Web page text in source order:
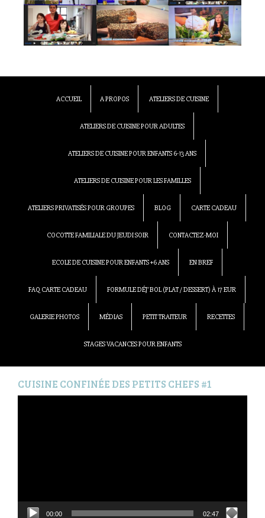
ACCUEIL A PROPOS ATELIERS DE CUISINE
ATELIERS DE CUISINE POUR ADULTES
ATELIERS DE CUISINE POUR ENFANTS 6-13 ANS
ATELIERS DE CUISINE POUR LES FAMILLES
ATELIERS PRIVATISÉS POUR GROUPES BLOG CARTE CADEAU
COCOTTE FAMILIALE DU JEUDI SOIR CONTACTEZ-MOI
ECOLE DE CUISINE POUR ENFANTS +6 ANS EN BREF
FAQ CARTE CADEAU FORMULE DÉJ’ BOL (PLAT / DESSERT) À 17 EUR
GALERIE PHOTOS MÉDIAS PETIT TRAITEUR RECETTES
STAGES VACANCES POUR ENFANTS
CUISINE CONFINÉE DES PETITS CHEFS #1
00:00 02:47